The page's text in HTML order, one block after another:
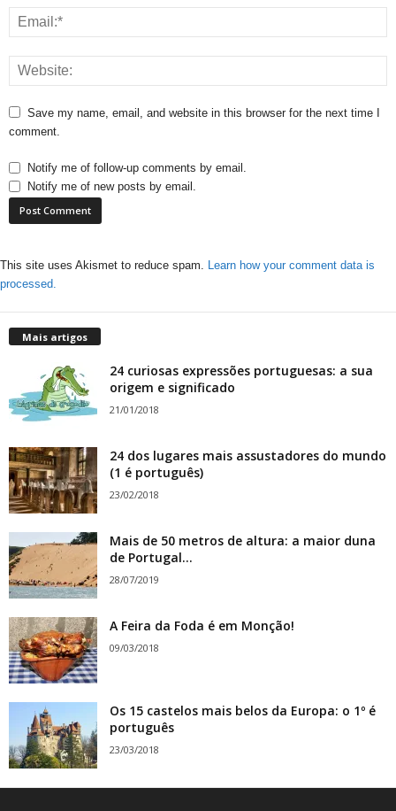
Save my name, email, and website in this browser for the next time I
comment.
Notify me of follow-up comments by email.
Notify me of new posts by email.
This site uses Akismet to reduce spam. Learn how your comment data is
processed.
Mais artigos
24 curiosas expressões portuguesas: a sua
origem e significado
21/01/2018
24 dos lugares mais assustadores do mundo
(1 é português)
23/02/2018
Mais de 50 metros de altura: a maior duna
de Portugal...
28/07/2019
A Feira da Foda é em Monção!
09/03/2018
Os 15 castelos mais belos da Europa: o 1º é
português
23/03/2018